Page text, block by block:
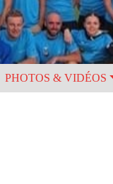
PHOTOS & VIDÉOS